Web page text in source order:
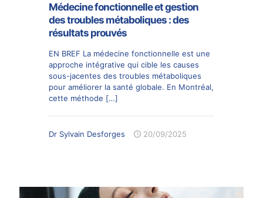
Médecine fonctionnelle et gestion
des troubles métaboliques : des
résultats prouvés
EN BREF La médecine fonctionnelle est une
approche intégrative qui cible les causes
sous-jacentes des troubles métaboliques
pour améliorer la santé globale. En Montréal,
cette méthode […]
Dr Sylvain Desforges 20/09/2025